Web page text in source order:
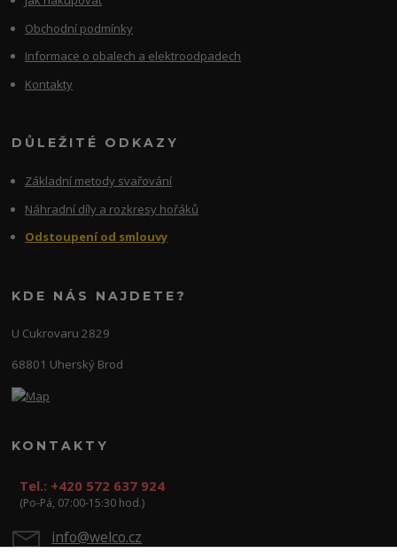
Obchodní podmínky
Informace o obalech a elektroodpadech
Kontakty
DŮLEŽITÉ ODKAZY
Základní metody svařování
Náhradní díly a rozkresy hořáků
Odstoupení od smlouvy
KDE NÁS NAJDETE?
U Cukrovaru 2829
68801 Uherský Brod
KONTAKTY
Tel.: +420 572 637 924
(Po-Pá, 07:00-15:30 hod.)
info@welco.cz